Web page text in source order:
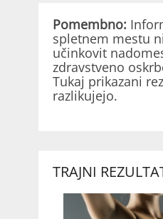
Pomembno:
spletnem mestu
učinkovit
zdravstveno
Tukaj prikazani
razlikujejo.
TRAJNI